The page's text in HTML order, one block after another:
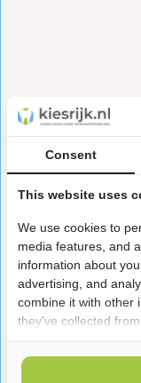
Consent
This website uses
We use cookies to
media features, and
information about
advertising, and
combine it with other
they've collected